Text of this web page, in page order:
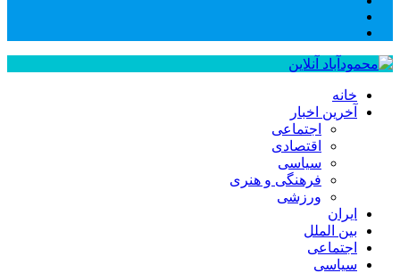
خانه
آخرین اخبار
اجتماعی
اقتصادی
سیاسی
فرهنگی و هنری
ورزشی
ایران
بین الملل
اجتماعی
سیاسی